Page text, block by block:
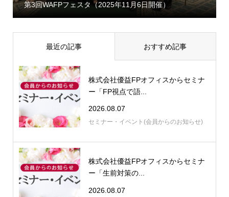
第3回WAFPフェスタ（2025年11月6日開催）
最近の記事 おすすめ記事
株式会社優益FPオフィスからセミナ
ー「FP視点で語...
2026.08.07
セミナー・イベント(会員からのお知らせ)
株式会社優益FPオフィスからセミナ
ー「生前対策の...
2026.08.07